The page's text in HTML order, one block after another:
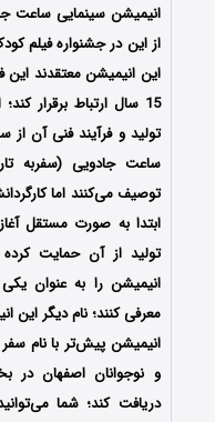
انیمیشن سینمایی ساعت
از این در جشنواره فیلم
ساعت جادویی (سفربه
توصیف می‌کنند اما
ابتدا به صورت مستقل
تولید از آن حمایت
معرفی کنند؛ نام دیگر این
انیمیشن پیش‌تر با نام
و نوجوانان اصفهان در
دریافت کند؛ شما